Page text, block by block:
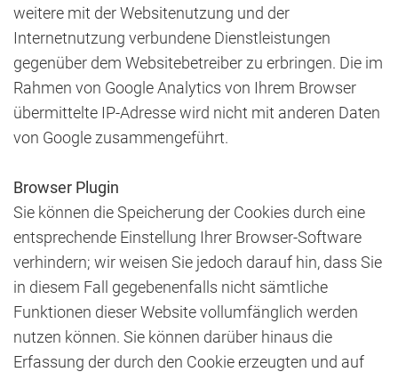
weitere mit der Websitenutzung und der
Internetnutzung verbundene Dienstleistungen
gegenüber dem Websitebetreiber zu erbringen. Die im
Rahmen von Google Analytics von Ihrem Browser
übermittelte IP-Adresse wird nicht mit anderen Daten
von Google zusammengeführt.
Browser Plugin
Sie können die Speicherung der Cookies durch eine
entsprechende Einstellung Ihrer Browser-Software
verhindern; wir weisen Sie jedoch darauf hin, dass Sie
in diesem Fall gegebenenfalls nicht sämtliche
Funktionen dieser Website vollumfänglich werden
nutzen können. Sie können darüber hinaus die
Erfassung der durch den Cookie erzeugten und auf